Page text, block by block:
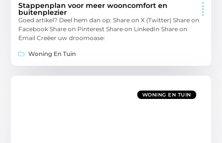
Stappenplan voor meer wooncomfort en
buitenplezier
Goed artikel? Deel hem dan op: Share on X (Twitter) Share on
Facebook Share on Pinterest Share on LinkedIn Share on
Email Creëer uw droomoase:
Woning En Tuin
WONING EN TUIN